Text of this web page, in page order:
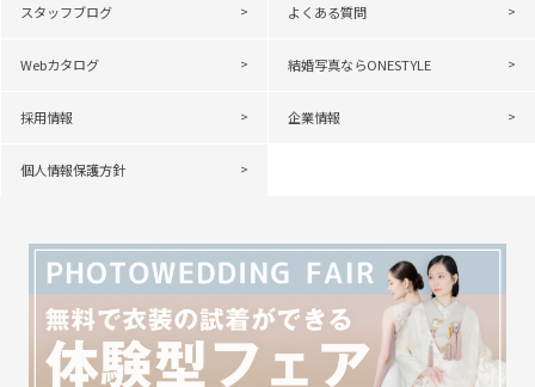
スタッフブログ よくある質問
Webカタログ 結婚写真ならONESTYLE
採用情報 企業情報
個人情報保護方針